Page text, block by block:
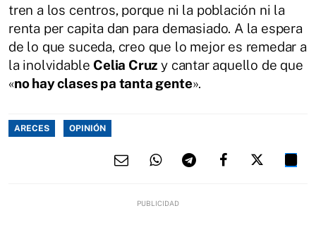
tren a los centros, porque ni la población ni la
renta per capita dan para demasiado. A la espera
de lo que suceda, creo que lo mejor es remedar a
la inolvidable Celia Cruz y cantar aquello de que
«no hay clases pa tanta gente».
ARECES OPINIÓN